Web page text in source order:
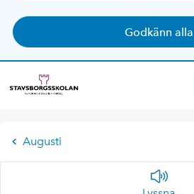
Godkänn alla
Augusti